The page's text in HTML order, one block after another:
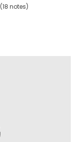
(18 notes)